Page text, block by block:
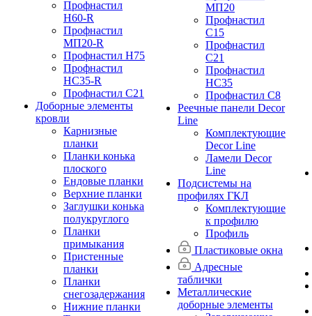
Профнастил
Н60-R
Профнастил
МП20-R
Профнастил Н75
Профнастил
НС35-R
Профнастил С21
Доборные элементы
кровли
Карнизные
планки
Планки конька
плоского
Ендовые планки
Верхние планки
Заглушки конька
полукруглого
Планки
примыкания
Пристенные
планки
Планки
снегозадержания
Нижние планки
МП20
Профнастил
С15
Профнастил
С21
Профнастил
НС35
Профнастил С8
Реечные панели Decor
Line
Комплектующие
Decor Line
Ламели Decor
Line
Подсистемы на
профилях ГКЛ
Комплектующие
к профилю
Профиль
Пластиковые окна
Адресные
таблички
Металлические
доборные элементы